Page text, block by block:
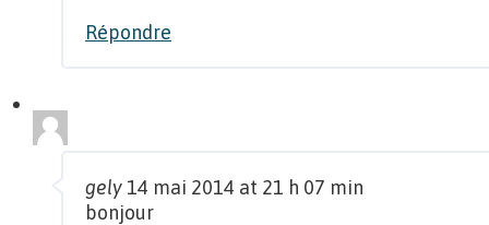
Répondre
gely 14 mai 2014 at 21 h 07 min
bonjour